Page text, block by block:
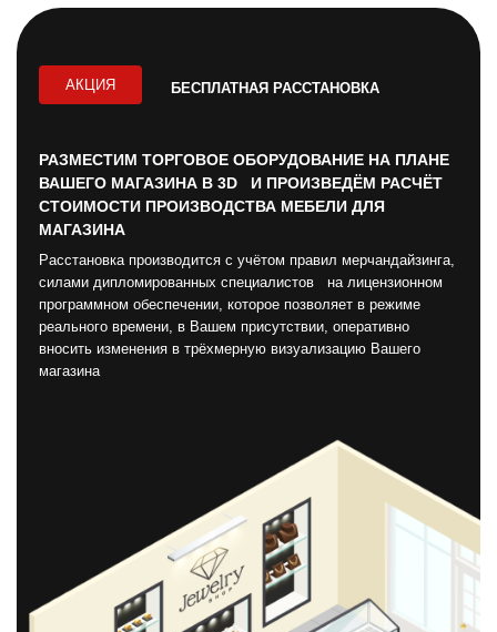
АКЦИЯ БЕСПЛАТНАЯ РАССТАНОВКА
РАЗМЕСТИМ ТОРГОВОЕ ОБОРУДОВАНИЕ НА ПЛАНЕ
ВАШЕГО МАГАЗИНА В 3D И ПРОИЗВЕДЁМ РАСЧЁТ
СТОИМОСТИ ПРОИЗВОДСТВА МЕБЕЛИ ДЛЯ
МАГАЗИНА
Расстановка производится с учётом правил мерчандайзинга,
силами дипломированных специалистов на лицензионном
программном обеспечении, которое позволяет в режиме
реального времени, в Вашем присутствии, оперативно
вносить изменения в трёхмерную визуализацию Вашего
магазина